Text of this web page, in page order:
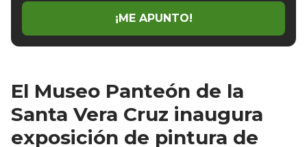
¡ME APUNTO!
El Museo Panteón de la
Santa Vera Cruz inaugura
exposición de pintura de